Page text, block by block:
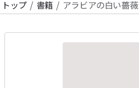
トップ 書籍 アラビアの白い薔薇